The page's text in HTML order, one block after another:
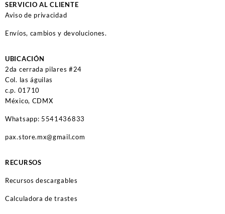
SERVICIO AL CLIENTE
Aviso de privacidad
Envíos, cambios y devoluciones.
UBICACIÓN
2da cerrada pilares #24
Col. las águilas
c.p. 01710
México, CDMX
Whatsapp: 5541436833
pax.store.mx@gmail.com
RECURSOS
Recursos descargables
Calculadora de trastes